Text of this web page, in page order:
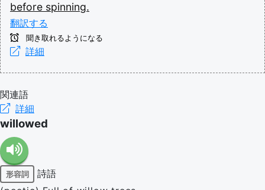
before spinning.
翻訳する
聞き取れるようになる
詳細
関連語
詳細
willowed
形容詞
詩語